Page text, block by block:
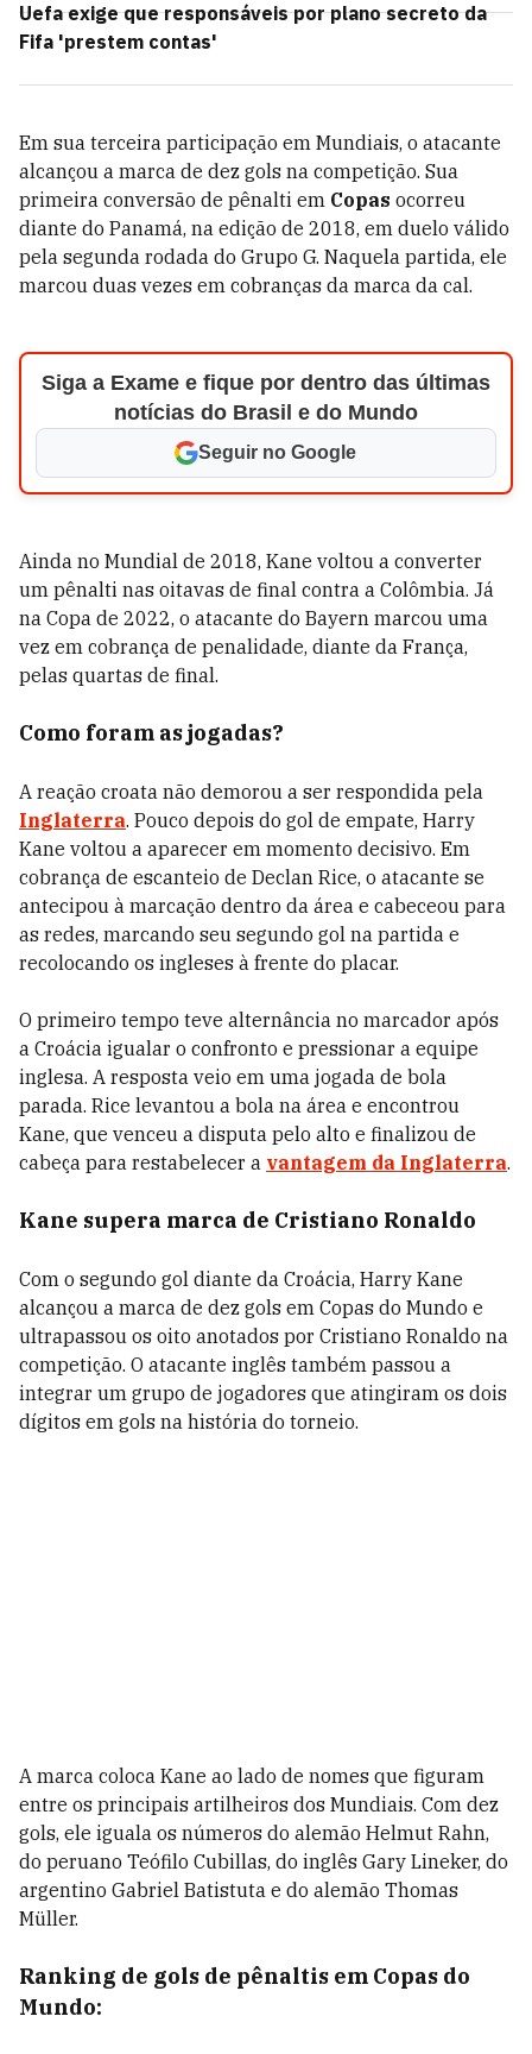
Uefa exige que responsáveis por plano secreto da
Fifa 'prestem contas'
Em sua terceira participação em Mundiais, o atacante
alcançou a marca de dez gols na competição. Sua
primeira conversão de pênalti em Copas ocorreu
diante do Panamá, na edição de 2018, em duelo válido
pela segunda rodada do Grupo G. Naquela partida, ele
marcou duas vezes em cobranças da marca da cal.
Siga a Exame e fique por dentro das últimas
notícias do Brasil e do Mundo
Seguir no Google
Ainda no Mundial de 2018, Kane voltou a converter
um pênalti nas oitavas de final contra a Colômbia. Já
na Copa de 2022, o atacante do Bayern marcou uma
vez em cobrança de penalidade, diante da França,
pelas quartas de final.
Como foram as jogadas?
A reação croata não demorou a ser respondida pela
Inglaterra. Pouco depois do gol de empate, Harry
Kane voltou a aparecer em momento decisivo. Em
cobrança de escanteio de Declan Rice, o atacante se
antecipou à marcação dentro da área e cabeceou para
as redes, marcando seu segundo gol na partida e
recolocando os ingleses à frente do placar.
O primeiro tempo teve alternância no marcador após
a Croácia igualar o confronto e pressionar a equipe
inglesa. A resposta veio em uma jogada de bola
parada. Rice levantou a bola na área e encontrou
Kane, que venceu a disputa pelo alto e finalizou de
cabeça para restabelecer a vantagem da Inglaterra.
Kane supera marca de Cristiano Ronaldo
Com o segundo gol diante da Croácia, Harry Kane
alcançou a marca de dez gols em Copas do Mundo e
ultrapassou os oito anotados por Cristiano Ronaldo na
competição. O atacante inglês também passou a
integrar um grupo de jogadores que atingiram os dois
dígitos em gols na história do torneio.
A marca coloca Kane ao lado de nomes que figuram
entre os principais artilheiros dos Mundiais. Com dez
gols, ele iguala os números do alemão Helmut Rahn,
do peruano Teófilo Cubillas, do inglês Gary Lineker, do
argentino Gabriel Batistuta e do alemão Thomas
Müller.
Ranking de gols de pênaltis em Copas do
Mundo: